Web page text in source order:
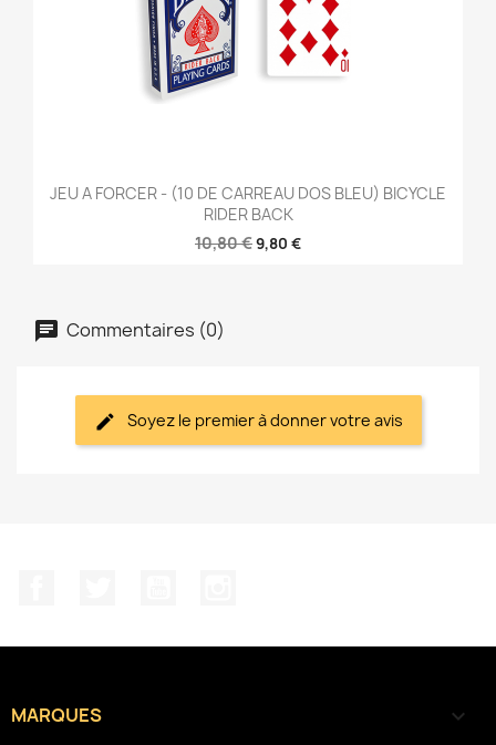
JEU A FORCER - (10 DE CARREAU DOS BLEU) BICYCLE
RIDER BACK
10,80 €9,80 €
Commentaires (0)
Soyez le premier à donner votre avis
MARQUES 